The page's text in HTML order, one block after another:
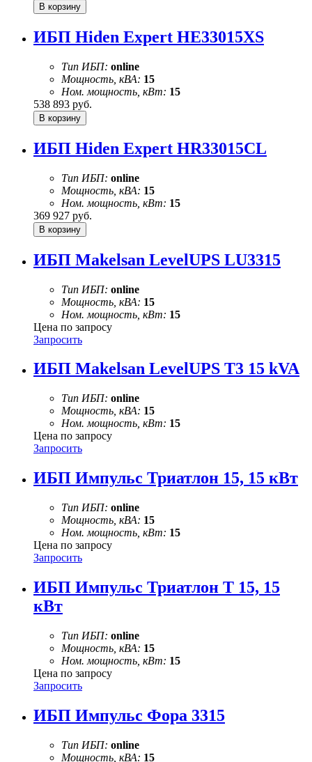
ИБП Hiden Expert HE33015XS
Тип ИБП: online
Мощность, кВА: 15
Ном. мощность, кВт: 15
538 893 руб.
ИБП Hiden Expert HR33015CL
Тип ИБП: online
Мощность, кВА: 15
Ном. мощность, кВт: 15
369 927 руб.
ИБП Makelsan LevelUPS LU3315
Тип ИБП: online
Мощность, кВА: 15
Ном. мощность, кВт: 15
Цена по запросу
Запросить
ИБП Makelsan LevelUPS T3 15 kVA
Тип ИБП: online
Мощность, кВА: 15
Ном. мощность, кВт: 15
Цена по запросу
Запросить
ИБП Импульс Триатлон 15, 15 кВт
Тип ИБП: online
Мощность, кВА: 15
Ном. мощность, кВт: 15
Цена по запросу
Запросить
ИБП Импульс Триатлон Т 15, 15
кВт
Тип ИБП: online
Мощность, кВА: 15
Ном. мощность, кВт: 15
Цена по запросу
Запросить
ИБП Импульс Фора 3315
Тип ИБП: online
Мощность, кВА: 15